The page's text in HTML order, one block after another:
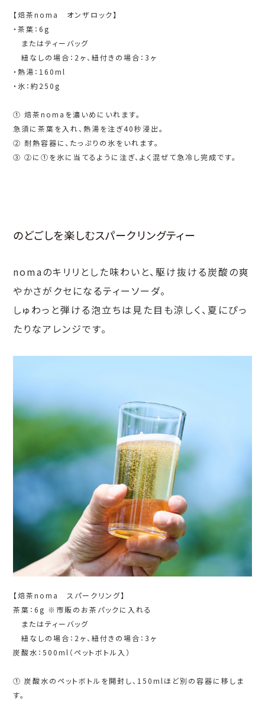
【焙茶noma オンザロック】
・茶葉：6g
またはティーバッグ
紐なしの場合：2ヶ、紐付きの場合：3ヶ
・熱湯：160ml
・氷：約250g
① 焙茶nomaを濃いめにいれます。
急須に茶葉を入れ、熱湯を注ぎ40秒浸出。
② 耐熱容器に、たっぷりの氷をいれます。
③ ②に➀を氷に当てるように注ぎ、よく混ぜて急冷し完成です。
のどごしを楽しむスパークリングティー
nomaのキリリとした味わいと、駆け抜ける炭酸の爽
やかさがクセになるティーソーダ。
しゅわっと弾ける泡立ちは見た目も涼しく、夏にぴっ
たりなアレンジです。
【焙茶noma スパークリング】
茶葉：6g ※市販のお茶パックに入れる
またはティーバッグ
紐なしの場合：2ヶ、紐付きの場合：3ヶ
炭酸水：500ml（ペットボトル入）
① 炭酸水のペットボトルを開封し、150mlほど別の容器に移しま
す。